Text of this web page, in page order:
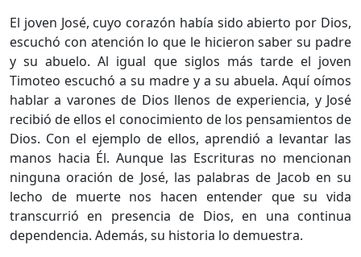
El joven José, cuyo corazón había sido abierto por Dios,
escuchó con atención lo que le hicieron saber su padre
y su abuelo. Al igual que siglos más tarde el joven
Timoteo escuchó a su madre y a su abuela. Aquí oímos
hablar a varones de Dios llenos de experiencia, y José
recibió de ellos el conocimiento de los pensamientos de
Dios. Con el ejemplo de ellos, aprendió a levantar las
manos hacia Él. Aunque las Escrituras no mencionan
ninguna oración de José, las palabras de Jacob en su
lecho de muerte nos hacen entender que su vida
transcurrió en presencia de Dios, en una continua
dependencia. Además, su historia lo demuestra.